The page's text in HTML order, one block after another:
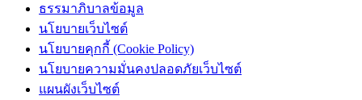
ธรรมาภิบาลข้อมูล
นโยบายเว็บไซต์
นโยบายคุกกี้ (Cookie Policy)
นโยบายความมั่นคงปลอดภัยเว็บไซต์
แผนผังเว็บไซต์